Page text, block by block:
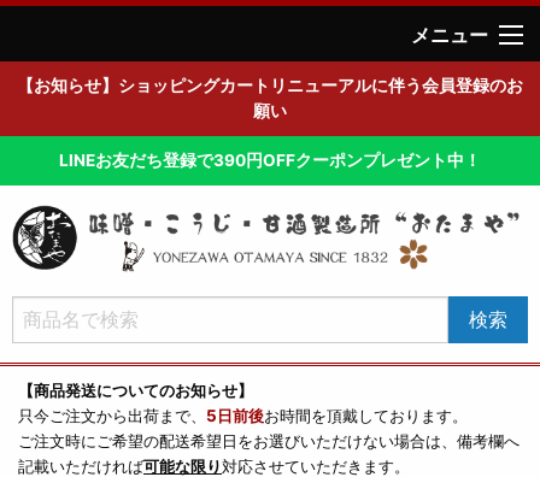
メニュー
【お知らせ】ショッピングカートリニューアルに伴う会員登録のお
願い
LINEお友だち登録で390円OFFクーポンプレゼント中！
【商品発送についてのお知らせ】
只今ご注文から出荷まで、 5日前後お時間を頂戴しております。
ご注文時にご希望の配送希望日をお選びいただけない場合は、備考欄へ
記載いただければ可能な限り対応させていただきます。